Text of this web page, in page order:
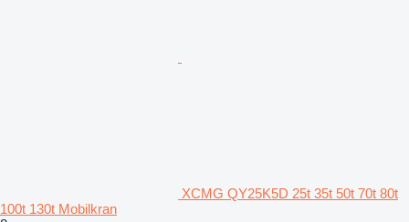
XCMG QY25K5D 25t 35t 50t 70t 80t
100t 130t Mobilkran